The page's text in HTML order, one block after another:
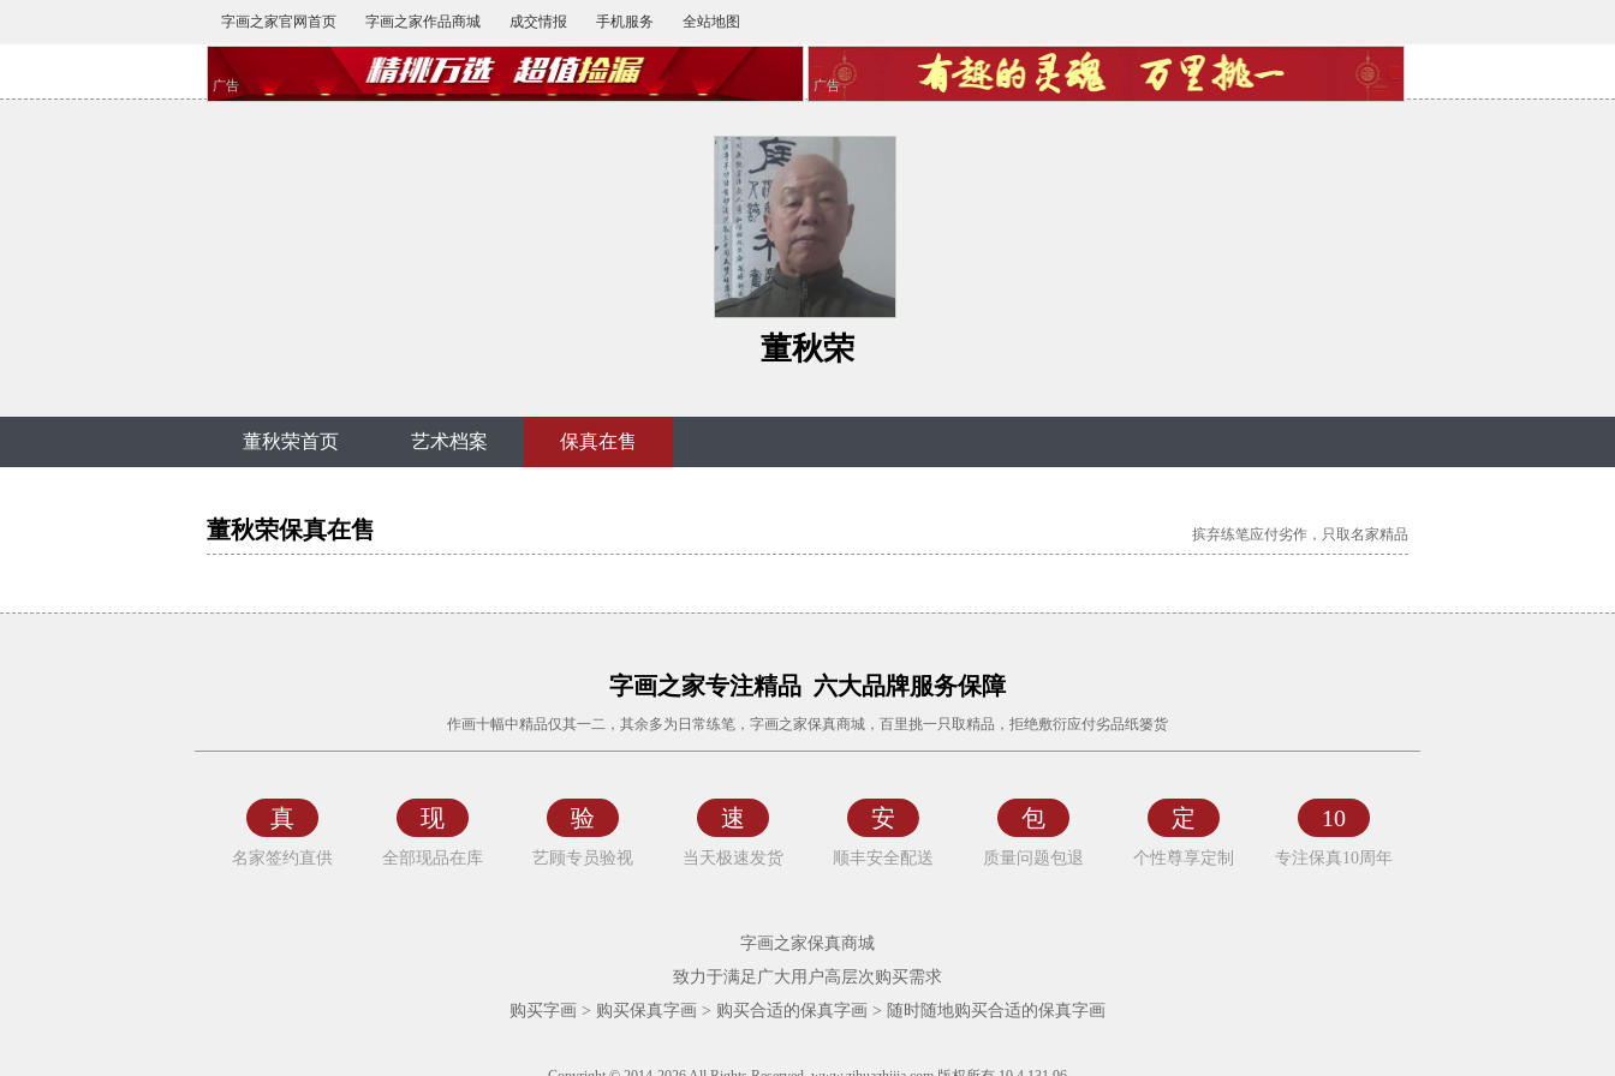
字画之家官网首页 字画之家作品商城 成交情报 手机服务 全站地图
广告 广告
董秋荣
董秋荣首页 艺术档案 保真在售
董秋荣保真在售 摈弃练笔应付劣作，只取名家精品
字画之家专注精品 六大品牌服务保障
作画十幅中精品仅其一二，其余多为日常练笔，字画之家保真商城，百里挑一只取精品，拒绝敷衍应付劣品纸篓货
真
名家签约直供
现
全部现品在库
验
艺顾专员验视
速
当天极速发货
安
顺丰安全配送
包
质量问题包退
定
个性尊享定制
10
专注保真10周年
字画之家保真商城
致力于满足广大用户高层次购买需求
购买字画 > 购买保真字画 > 购买合适的保真字画 > 随时随地购买合适的保真字画